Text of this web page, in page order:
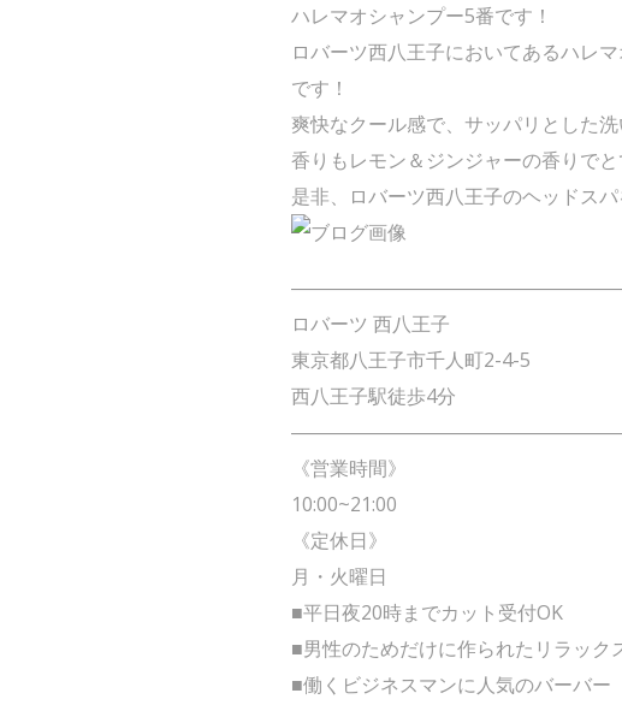
ハレマオシャンプー5番です！
ロバーツ西八王子においてあるハレ
です！
爽快なクール感で、サッパリとした
香りもレモン＆ジンジャーの香りでと
是非、ロバーツ西八王子のヘッドス
ロバーツ 西八王子
東京都八王子市千人町2-4-5
西八王子駅徒歩4分
《営業時間》
10:00~21:00
《定休日》
月・火曜日
■平日夜20時までカット受付OK
■男性のためだけに作られたリラック
■働くビジネスマンに人気のバーバー